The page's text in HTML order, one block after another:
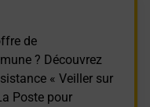
de
? Découvrez
« Veiller sur
Poste pour